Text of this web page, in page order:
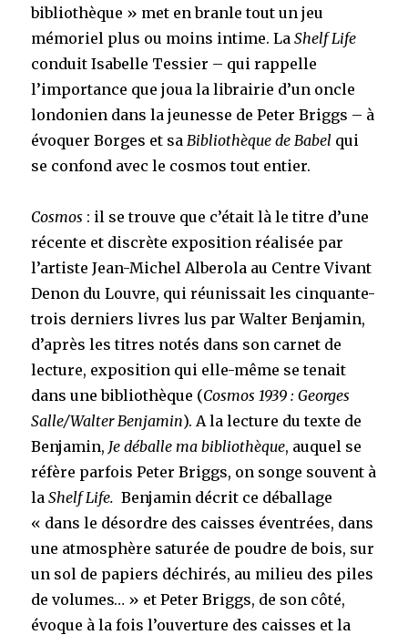
bibliothèque » met en branle tout un jeu
mémoriel plus ou moins intime. LaShelf Life
conduit Isabelle Tessier – qui rappelle
l’importance que joua la librairie d’un oncle
londonien dans la jeunesse de Peter Briggs – à
évoquer Borges et sa Bibliothèque de Babel qui
se confond avec le cosmos tout entier.
Cosmos : il se trouve que c’était là le titre d’une
récente et discrète exposition réalisée par
l’artiste Jean-Michel Alberola au Centre Vivant
Denon du Louvre, qui réunissait les cinquante-
trois derniers livres lus par Walter Benjamin,
d’après les titres notés dans son carnet de
lecture, exposition qui elle-même se tenait
dans une bibliothèque (Cosmos 1939 : Georges
Salle/Walter Benjamin). A la lecture du texte de
Benjamin, Je déballe ma bibliothèque, auquel se
réfère parfois Peter Briggs, on songe souvent à
laShelf Life. Benjamin décrit ce déballage
« dans le désordre des caisses éventrées, dans
une atmosphère saturée de poudre de bois, sur
un sol de papiers déchirés, au milieu des piles
de volumes… » et Peter Briggs, de son côté,
évoque à la fois l’ouverture des caisses et la